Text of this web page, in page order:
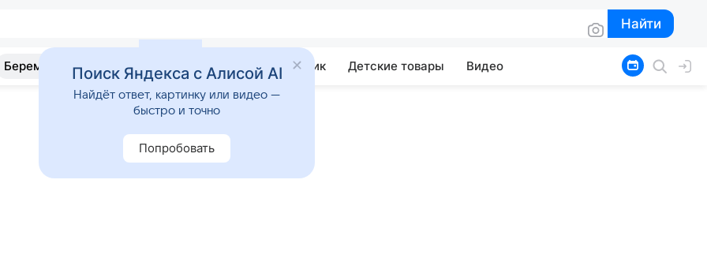
Найти
Найти
Беременность Развитие Почемучка Учебник Детские товары Видео
Поиск Яндекса с Алисой AI
Найдёт ответ, картинку или видео —
быстро и точно
Попробовать